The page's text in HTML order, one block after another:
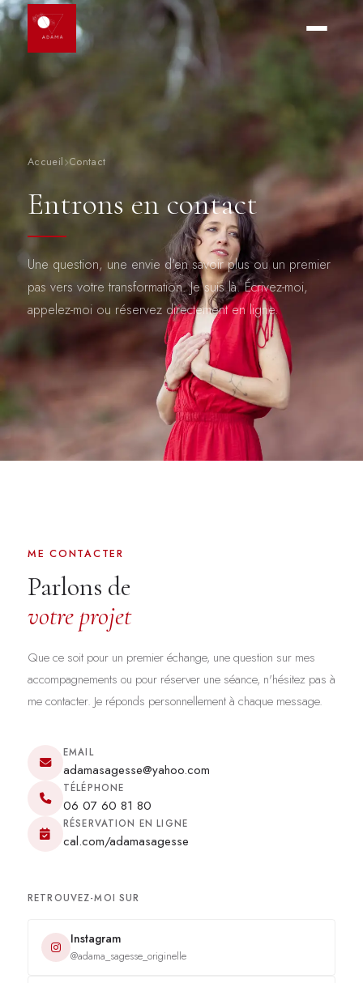
Accueil Contact
Entrons en contact
Une question, une envie d'en savoir plus ou un premier
pas vers votre transformation. Je suis là. Écrivez-moi,
appelez-moi ou réservez directement en ligne.
ME CONTACTER
Parlons de
votre projet
Que ce soit pour un premier échange, une question sur mes
accompagnements ou pour réserver une séance, n'hésitez pas à
me contacter. Je réponds personnellement à chaque message.
EMAIL
adamasagesse@yahoo.com
TÉLÉPHONE
06 07 60 81 80
RÉSERVATION EN LIGNE
cal.com/adamasagesse
RETROUVEZ-MOI SUR
Instagram
@adama_sagesse_originelle